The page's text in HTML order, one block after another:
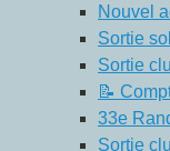
Nouvel
Sortie
Sortie
📝
33e
Sortie